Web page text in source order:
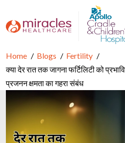
Home Blogs
Fertility
क्या देर रात तक जागना फर्टिलिटी को
प्रजनन क्षमता का गहरा संबंध